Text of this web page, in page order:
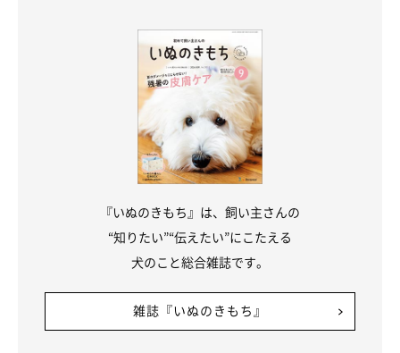
『いぬのきもち』は、飼い主さんの
“知りたい”“伝えたい”にこたえる
犬のこと総合雑誌です。
雑誌『いぬのきもち』